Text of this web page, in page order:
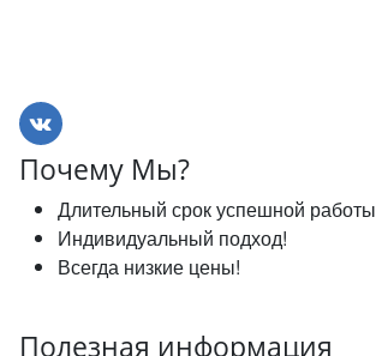
Почему Мы?
Длительный срок успешной работы
Индивидуальный подход!
Всегда низкие цены!
Полезная информация